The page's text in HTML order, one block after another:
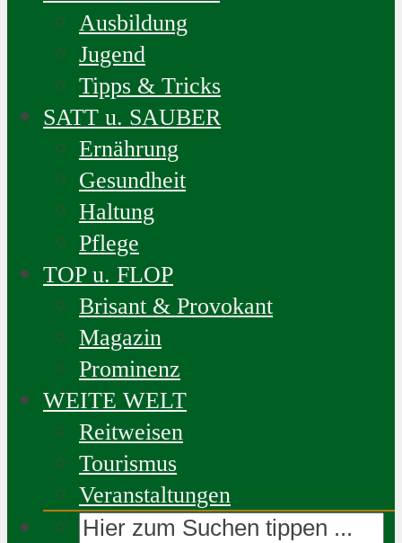
Ausbildung
Jugend
Tipps & Tricks
SATT u. SAUBER
Ernährung
Gesundheit
Haltung
Pflege
TOP u. FLOP
Brisant & Provokant
Magazin
Prominenz
WEITE WELT
Reitweisen
Tourismus
Veranstaltungen